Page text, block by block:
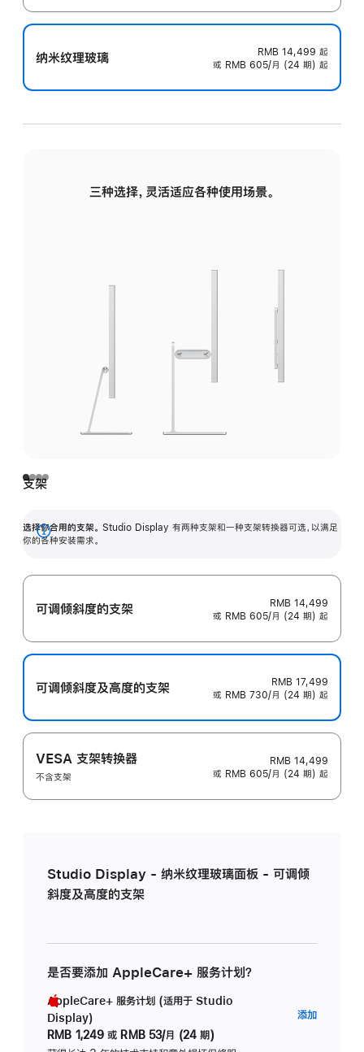
纳米纹理玻璃 RMB 14,499 起
或 RMB 605/月 (24 期) 起
三种选择，灵活适应各种使用场景。
支架
选择你合用的支架。 Studio Display 有两种支架和一种支架转换器可选，以满足
你的各种安装需求。
展
可调倾斜度的支架
RMB 14,499
或 RMB 605/月 (24 期) 起
可调倾斜度及高‍度的支‍架
RMB 17,499
或 RMB 730/月 (24 期) 起
VESA 支架转换器
不含支架
RMB 14,499
或 RMB 605/月 (24 期) 起
Studio Display - 纳米纹理玻璃面板 - 可调倾
斜度及高度的支架
是否要添加 AppleCare+ 服务计划？
AppleCare+ 服务计划 (适用于 Studio
Display)
RMB 1,249 或 RMB 53/月 (24 期)
添加